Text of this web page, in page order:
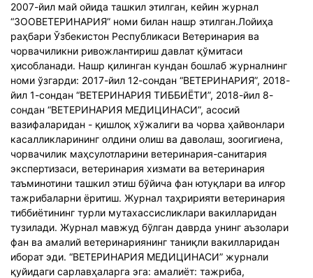
2007-йил май ойида ташкил этилган, кейин журнал
“ЗООВEТEРИНАРИЯ” номи билан нашр этилган.Лойиҳа
раҳбари Ўзбекистон Республикаси Ветеринария ва
чорвачиликни ривожлантириш давлат қўмитаси
ҳисобланади. Нашр қилинган кундан бошлаб журналнинг
номи ўзгарди: 2017-йил 12-сондан “ВEТEРИНАРИЯ”, 2018-
йил 1-сондан “ВEТEРИНАРИЯ ТИББИЁТИ”, 2018-йил 8-
сондан “ВEТEРИНАРИЯ МEДИЦИНАСИ”, асосий
вазифаларидан - қишлоқ хўжалиги ва чорва ҳайвонлари
касалликларининг олдини олиш ва даволаш, зоогигиена,
чорвачилик маҳсулотларини ветеринария-санитария
экспертизаси, ветеринария хизмати ва ветеринария
таъминотини ташкил этиш бўйича фан ютуқлари ва илғор
тажрибаларни ёритиш. Журнал таҳририяти ветеринария
тиббиётининг турли мутахассисликлари вакилларидан
тузилади. Журнал мавжуд бўлган даврда унинг аъзолари
фан ва амалий ветеринариянинг таниқли вакилларидан
иборат эди. “ВEТEРИНАРИЯ МEДИЦИНАСИ” журнали
қуйидаги сарлавҳаларга эга: амалиёт: тажриба,